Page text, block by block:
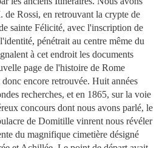
de Rossi, en retrouvant la crypte de
sainte Félicité, avec l'inscription de
pénétrait au centre même du
à cet endroit les documents
page de l'histoire de Rome
encore retrouvée. Huit années
recherches, et en 1865, sur la voie
concours dont nous avons parlé, le
de Domitille vinrent nous révéler
du magnifique cimetière désigné